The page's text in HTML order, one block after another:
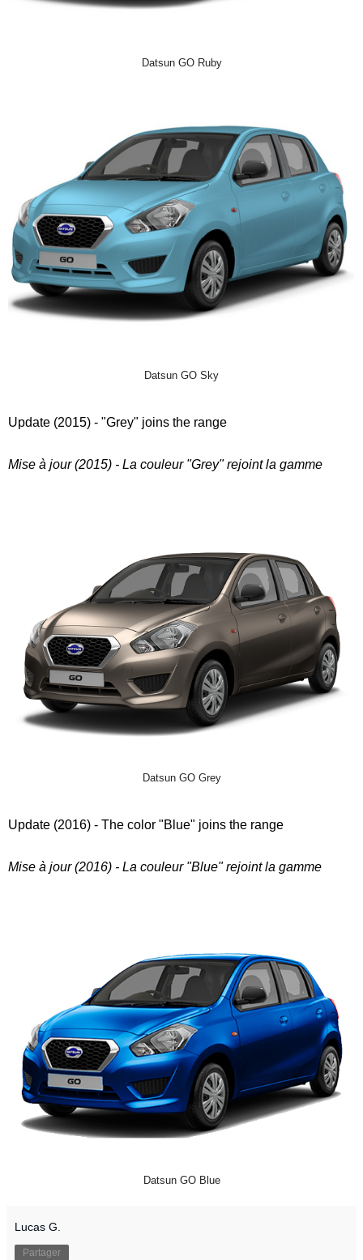
Datsun GO Ruby
Datsun GO Sky
Update (2015) - "Grey" joins the range
Mise à jour (2015) - La couleur "Grey" rejoint la gamme
Datsun GO Grey
Update (2016) - The color "Blue" joins the range
Mise à jour (2016) - La couleur "Blue" rejoint la gamme
Datsun GO Blue
Lucas G.
Partager